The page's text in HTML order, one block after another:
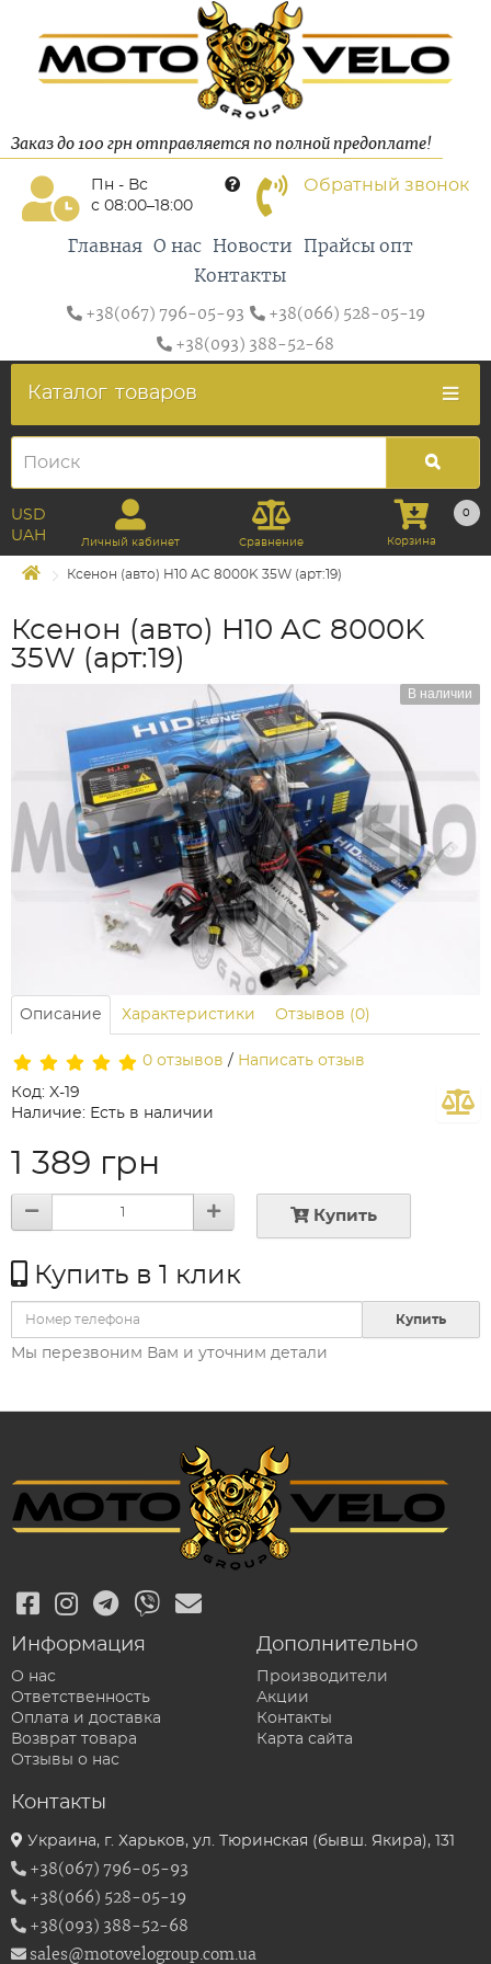
Заказ до 100 грн отправляется по полной предоплате!
Пн - Вс
с 08:00–18:00
Обратный звонок
Главная О нас Новости
Прайсы опт
Контакты
+38(067) 796-05-93
+38(066) 528-05-19
+38(093) 388-52-68
Каталог товаров
USD
UAH
Личный кабинет Сравнение
0
Корзина
Ксенон (авто) H10 AC 8000K 35W (арт:19)
Ксенон (авто) H10 AC 8000K
35W (арт:19)
В наличии
Описание Характеристики Отзывов (0)
0 отзывов / Написать отзыв
Код: X-19
Наличие: Есть в наличии
1 389 грн
Купить
Купить в 1 клик
Купить
Мы перезвоним Вам и уточним детали
Информация
О нас
Ответственность
Оплата и доставка
Возврат товара
Отзывы о нас
Дополнительно
Производители
Акции
Контакты
Карта сайта
Контакты
Украина, г. Харьков, ул. Тюринская (бывш. Якира), 131
+38(067) 796-05-93
+38(066) 528-05-19
+38(093) 388-52-68
sales@motovelogroup.com.ua